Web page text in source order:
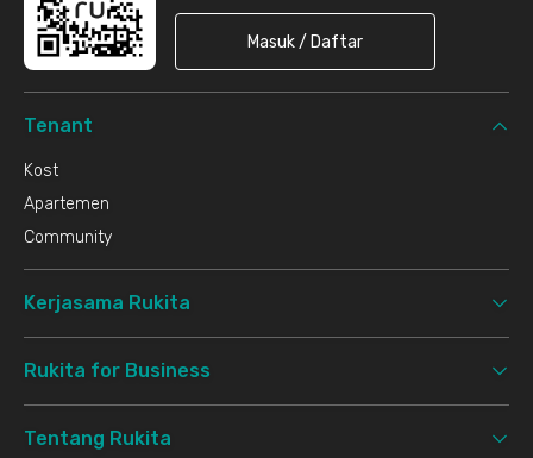
Masuk / Daftar
Tenant
Kost
Apartemen
Community
Kerjasama Rukita
Rukita for Business
Tentang Rukita